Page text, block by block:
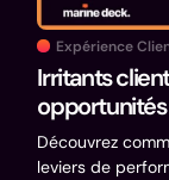
Expérience
Irritants
opportunités
Découvrez
leviers de